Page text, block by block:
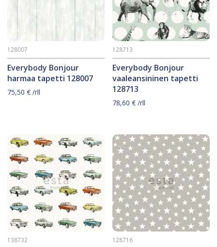
Everybody Bonjour
harmaa tapetti 128007
128007
75,50 € /rll
Everybody Bonjour
vaaleansininen tapetti
128713
128713
78,60€ /rll
138732 128716